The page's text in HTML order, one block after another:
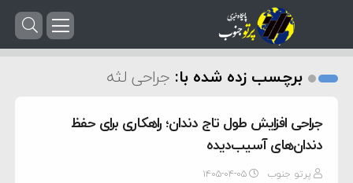
برچسب زده شده با: جراحی لثه
جراحی افزایش طول تاج دندان؛ راهکاری برای حفظ
دندان‌های آسیب‌دیده
پرتو جنوب ۱۴۰۵-۰۴-۰۵